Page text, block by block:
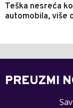
Teška nesreća
automobila, više
PREUZMI